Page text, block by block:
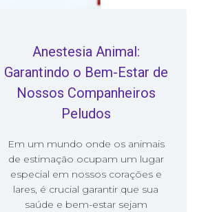
Anestesia Animal:
Garantindo o Bem-Estar de
Nossos Companheiros
Peludos
Em um mundo onde os animais
de estimação ocupam um lugar
especial em nossos corações e
lares, é crucial garantir que sua
saúde e bem-estar sejam